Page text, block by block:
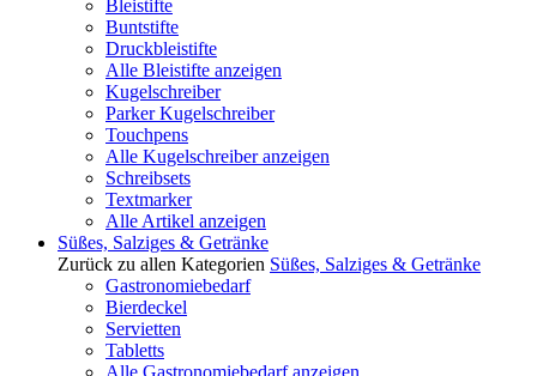
Bleistifte
Buntstifte
Druckbleistifte
Alle Bleistifte anzeigen
Kugelschreiber
Parker Kugelschreiber
Touchpens
Alle Kugelschreiber anzeigen
Schreibsets
Textmarker
Alle Artikel anzeigen
Süßes, Salziges & Getränke
Zurück zu allen Kategorien Süßes, Salziges & Getränke
Gastronomiebedarf
Bierdeckel
Servietten
Tabletts
Alle Gastronomiebedarf anzeigen